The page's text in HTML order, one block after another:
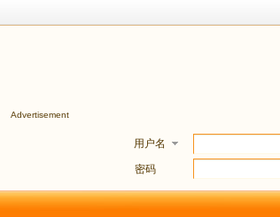
Advertisement
用户名
密码